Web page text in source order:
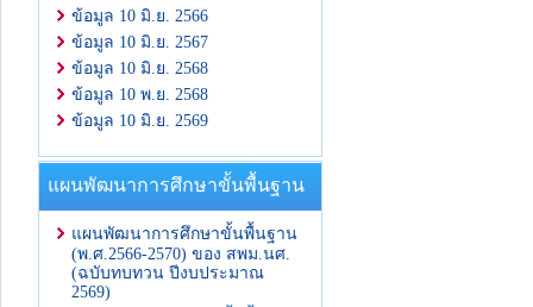
ข้อมูล 10 มิ.ย. 2566
ข้อมูล 10 มิ.ย. 2567
ข้อมูล 10 มิ.ย. 2568
ข้อมูล 10 พ.ย. 2568
ข้อมูล 10 มิ.ย. 2569
แผนพัฒนาการศึกษาขั้นพื้นฐาน
แผนพัฒนาการศึกษาขั้นพื้นฐาน
(พ.ศ.2566-2570) ของ สพม.นศ.
(ฉบับทบทวน ปีงบประมาณ
2569)